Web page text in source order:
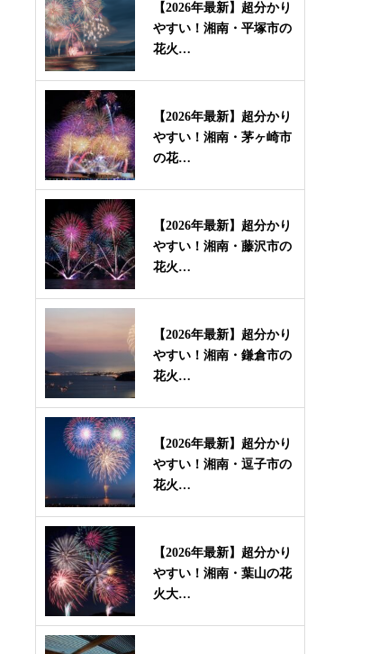
【2026年最新】超分かり
やすい！湘南・平塚市の
花火…
【2026年最新】超分かり
やすい！湘南・茅ヶ崎市
の花…
【2026年最新】超分かり
やすい！湘南・藤沢市の
花火…
【2026年最新】超分かり
やすい！湘南・鎌倉市の
花火…
【2026年最新】超分かり
やすい！湘南・逗子市の
花火…
【2026年最新】超分かり
やすい！湘南・葉山の花
火大…